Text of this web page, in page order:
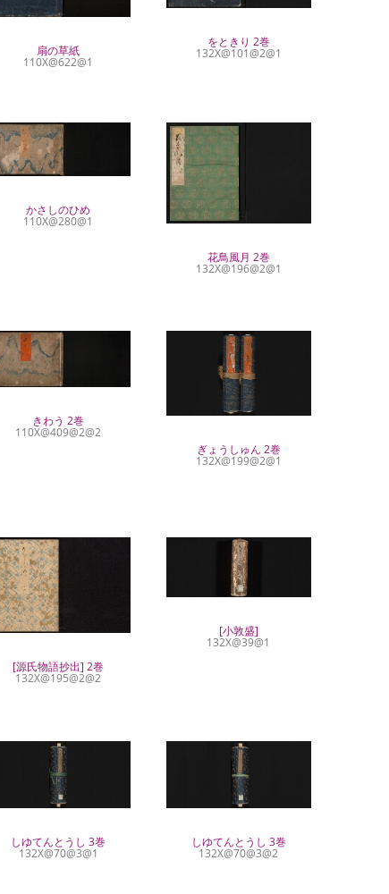
扇の草紙
110X@622@1
をときり 2巻
132X@101@2@1
かさしのひめ
110X@280@1
花鳥風月 2巻
132X@196@2@1
きわう 2巻
110X@409@2@2
ぎょうしゅん 2巻
132X@199@2@1
[源氏物語抄出] 2巻
132X@195@2@2
[小敦盛]
132X@39@1
しゆてんとうし 3巻
132X@70@3@1
しゆてんとうし 3巻
132X@70@3@2